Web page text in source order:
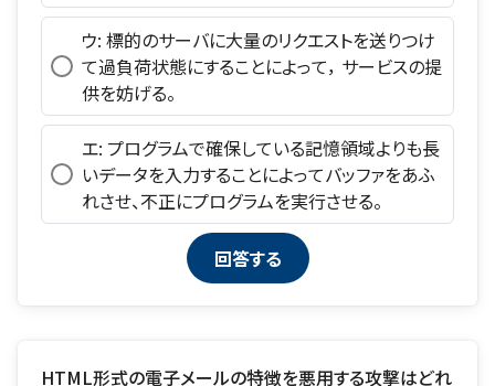
ウ: 標的のサーバに大量のリクエストを送りつけ
て過負荷状態にすることによって， サービスの提
供を妨げる。
エ: プログラムで確保している記憶領域よりも長
いデータを入力することによってバッファをあふ
れさせ、不正にプログラムを実行させる。
HTML形式の電子メールの特徴を悪用する攻撃はどれ